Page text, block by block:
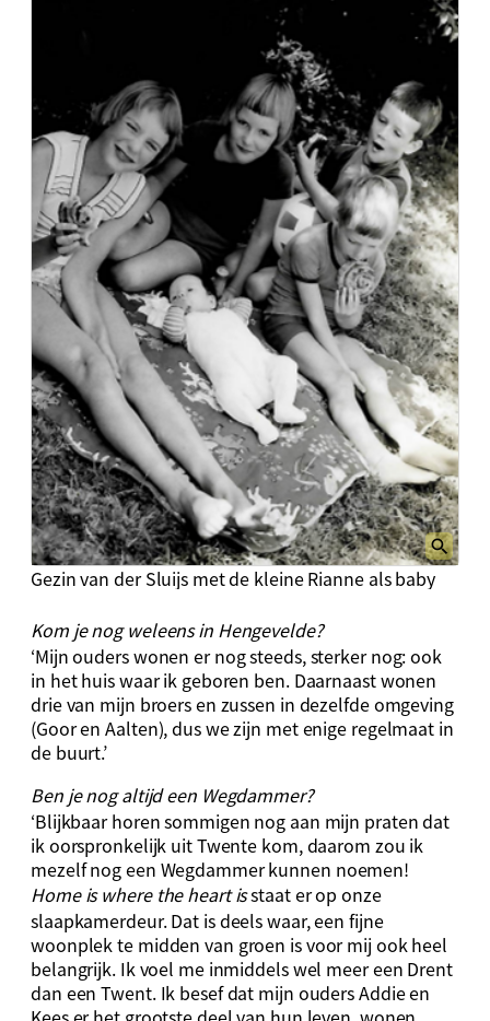
Gezin van der Sluijs met de kleine Rianne als baby
Kom je nog weleens in Hengevelde?
‘Mijn ouders wonen er nog steeds, sterker nog: ook
in het huis waar ik geboren ben. Daarnaast wonen
drie van mijn broers en zussen in dezelfde omgeving
(Goor en Aalten), dus we zijn met enige regelmaat in
de buurt.’
Ben je nog altijd een Wegdammer?
‘Blijkbaar horen sommigen nog aan mijn praten dat
ik oorspronkelijk uit Twente kom, daarom zou ik
mezelf nog een Wegdammer kunnen noemen!
Home is where the heart isstaat er op onze
slaapkamerdeur. Dat is deels waar, een fijne
woonplek te midden van groen is voor mij ook heel
belangrijk. Ik voel me inmiddels wel meer een Drent
dan een Twent. Ik besef dat mijn ouders Addie en